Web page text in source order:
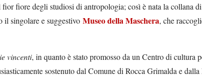
fiore degli studiosi di antropologia; così è nata la collana di
il singolare e suggestivo Museo della Maschera, che
vincenti, in quanto è stato promosso da un Centro di cultura
sostenuto dal Comune di Rocca Grimalda e